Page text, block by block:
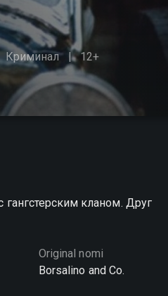
Криминал 12+
гангстерским кланом. Друг
Original nomi
Borsalino and Co.